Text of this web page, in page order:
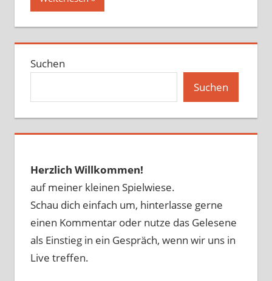
Suchen
Suchen
Herzlich Willkommen!
auf meiner kleinen Spielwiese.
Schau dich einfach um, hinterlasse gerne
einen Kommentar oder nutze das Gelesene
als Einstieg in ein Gespräch, wenn wir uns in
Live treffen.